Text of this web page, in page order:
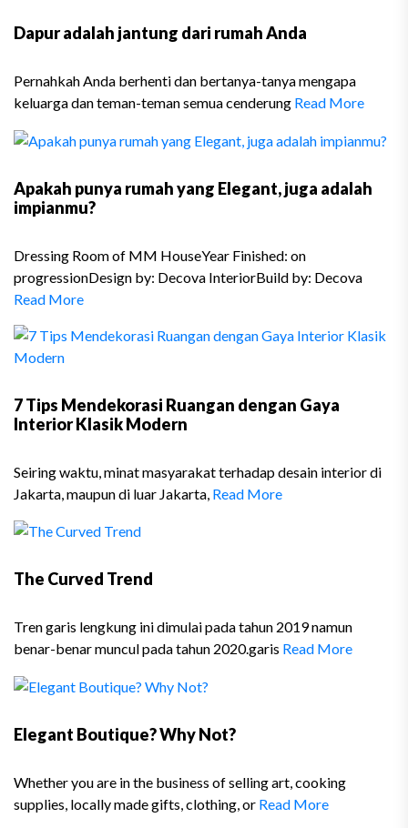
Dapur adalah jantung dari rumah Anda
Pernahkah Anda berhenti dan bertanya-tanya mengapa
keluarga dan teman-teman semua cenderung Read More
Apakah punya rumah yang Elegant, juga adalah
impianmu?
Dressing Room of MM HouseYear Finished: on
progressionDesign by: Decova InteriorBuild by: Decova
Read More
7 Tips Mendekorasi Ruangan dengan Gaya
Interior Klasik Modern
Seiring waktu, minat masyarakat terhadap desain interior di
Jakarta, maupun di luar Jakarta, Read More
The Curved Trend
Tren garis lengkung ini dimulai pada tahun 2019 namun
benar-benar muncul pada tahun 2020.garis Read More
Elegant Boutique? Why Not?
Whether you are in the business of selling art, cooking
supplies, locally made gifts, clothing, or Read More